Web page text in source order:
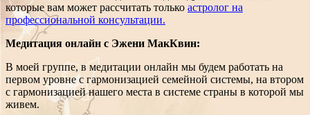
которые вам может рассчитать только астролог на
профессиональной консультации.
Медитация онлайн с Эжени МакКвин:
В моей группе, в медитации онлайн мы будем работать на
первом уровне с гармонизацией семейной системы, на втором
с гармонизацией нашего места в системе страны в которой мы
живем.